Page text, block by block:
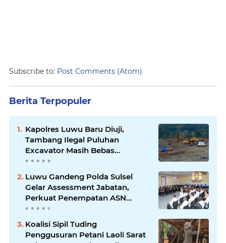
Subscribe to: Post Comments (Atom)
Berita Terpopuler
Kapolres Luwu Baru Diuji,
Tambang Ilegal Puluhan
Excavator Masih Bebas
Beroperasi
Luwu Gandeng Polda Sulsel
Gelar Assessment Jabatan,
Perkuat Penempatan ASN
Berbasis Kompetensi
Koalisi Sipil Tuding
Penggusuran Petani Laoli Sarat